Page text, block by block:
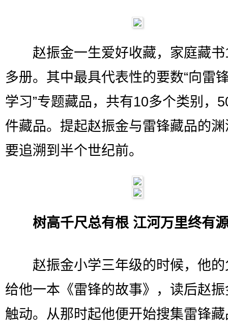
赵振金一生爱好收藏，家庭藏书
多册。其中最具代表性的要数“向雷
学习”专题藏品，共有10多个类别，
件藏品。提起赵振金与雷锋藏品的
要追溯到半个世纪前。
树高千尺总有根 江河万里终有
赵振金小学三年级的时候，他的
给他一本《雷锋的故事》，读后赵
触动。从那时起他便开始搜集雷锋